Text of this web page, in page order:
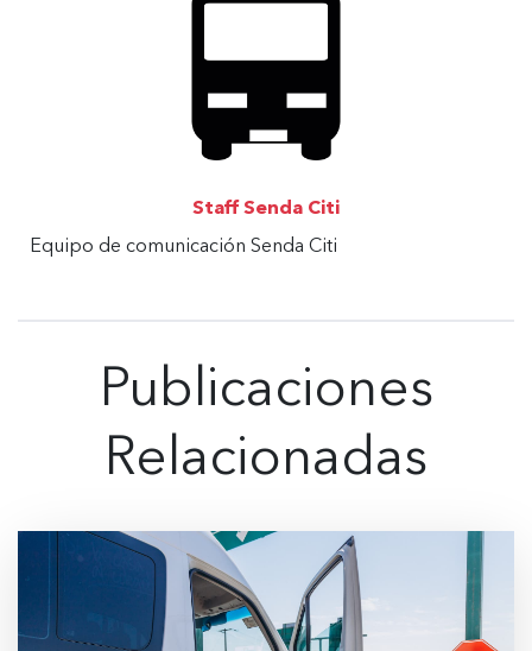
Staff Senda Citi
Equipo de comunicación Senda Citi
Publicaciones
Relacionadas